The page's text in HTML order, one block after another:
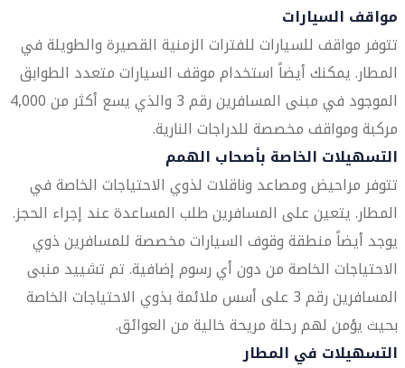
مواقف السيارات
تتوفر مواقف للسيارات للفترات الزمنية القصيرة والطويلة في
المطار. يمكنك أيضاً استخدام موقف السيارات متعدد الطوابق
الموجود في مبنى المسافرين رقم 3 والذي يسع أكثر من 4,000
مركبة ومواقف مخصصة للدراجات النارية.
التسهيلات الخاصة بأصحاب الهمم
تتوفر مراحيض ومصاعد وناقلات لذوي الاحتياجات الخاصة في
المطار. يتعين على المسافرين طلب المساعدة عند إجراء الحجز.
يوجد أيضاً منطقة وقوف السيارات مخصصة للمسافرين ذوي
الاحتياجات الخاصة من دون أي رسوم إضافية. تم تشييد منبى
المسافرين رقم 3 على أسس ملائمة بذوي الاحتياجات الخاصة
بحيث يؤمن لهم رحلة مريحة خالية من العوائق.
التسهيلات في المطار